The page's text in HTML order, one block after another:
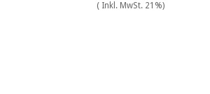
( Inkl. MwSt. 21%)